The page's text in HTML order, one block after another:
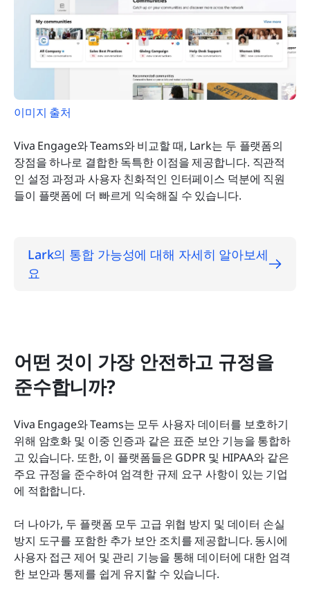
이미지 출처
Viva Engage와 Teams와 비교할 때, Lark는 두 플랫폼의
장점을 하나로 결합한 독특한 이점을 제공합니다. 직관적
인 설정 과정과 사용자 친화적인 인터페이스 덕분에 직원
들이 플랫폼에 더 빠르게 익숙해질 수 있습니다.
Lark의 통합 가능성에 대해 자세히 알아보세
요
어떤 것이 가장 안전하고 규정을
준수합니까?
Viva Engage와 Teams는 모두 사용자 데이터를 보호하기
위해 암호화 및 이중 인증과 같은 표준 보안 기능을 통합하
고 있습니다. 또한, 이 플랫폼들은 GDPR 및 HIPAA와 같은
주요 규정을 준수하여 엄격한 규제 요구 사항이 있는 기업
에 적합합니다.
더 나아가, 두 플랫폼 모두 고급 위협 방지 및 데이터 손실
방지 도구를 포함한 추가 보안 조치를 제공합니다. 동시에
사용자 접근 제어 및 관리 기능을 통해 데이터에 대한 엄격
한 보안과 통제를 쉽게 유지할 수 있습니다.